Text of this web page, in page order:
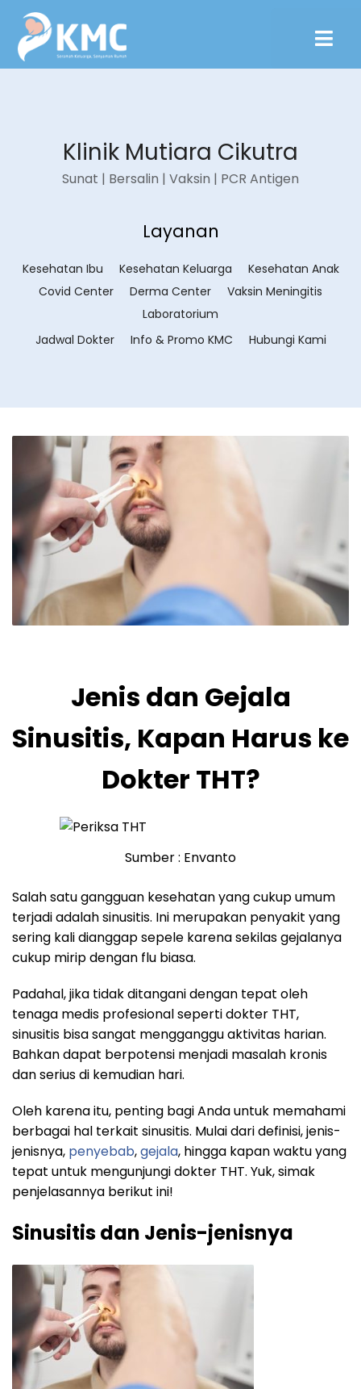
Klinik Mutiara Cikutra
Sunat | Bersalin | Vaksin | PCR Antigen
Layanan
Kesehatan Ibu Kesehatan Keluarga
Kesehatan Anak
Covid Center
Derma Center
Vaksin Meningitis
Laboratorium
Jadwal Dokter
Info & Promo KMC Hubungi Kami
Jenis dan Gejala
Sinusitis, Kapan Harus ke
Dokter THT?
Sumber : Envanto
Salah satu gangguan kesehatan yang cukup umum
terjadi adalah sinusitis. Ini merupakan penyakit yang
sering kali dianggap sepele karena sekilas gejalanya
cukup mirip dengan flu biasa.
Padahal, jika tidak ditangani dengan tepat oleh
tenaga medis profesional seperti dokter THT,
sinusitis bisa sangat mengganggu aktivitas harian.
Bahkan dapat berpotensi menjadi masalah kronis
dan serius di kemudian hari.
Oleh karena itu, penting bagi Anda untuk memahami
berbagai hal terkait sinusitis. Mulai dari definisi, jenis-
jenisnya, penyebab,gejala, hingga kapan waktu yang
tepat untuk mengunjungi dokter THT. Yuk, simak
penjelasannya berikut ini!
Sinusitis dan Jenis-jenisnya